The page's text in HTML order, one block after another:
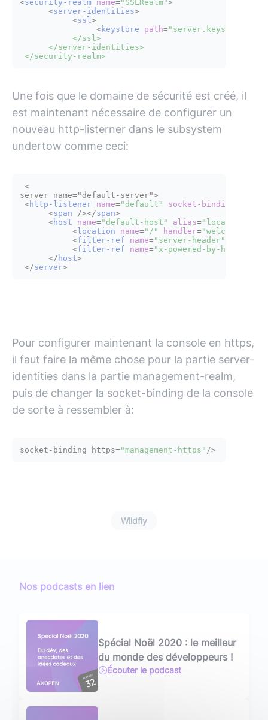
<security-realm name="SSLRealm">
<server-identities>
<ssl>
<keystore path="server.keystore"
           </ssl>
      </server-identities>
Une fois que le domaine de sécurité est créé, il
est maintenant nécessaire de configurer un
nouveau http-listerner dans le subsystem
undertow comme ceci:
<
server name="default-server">
<http-listener name="default" socket-binding
<span /></span>
<host name="default-host" alias="localhost"
< location name="/" handler="welcome-
<filter-ref name="server-header"
<filter-ref name="x-powered-by-header"
</ host>
</server>
Pour configurer maintenant la console en https,
il faut faire la même chose pour la partie server-
identities dans la partie management-realm,
puis de changer la socket-binding de la console
de sorte à ressembler à:
socket-binding https="management-https"
Wildfly
Nos podcasts en lien
Spécial Noël 2020 : le meilleur
du monde des développeurs !
Écouter le podcast